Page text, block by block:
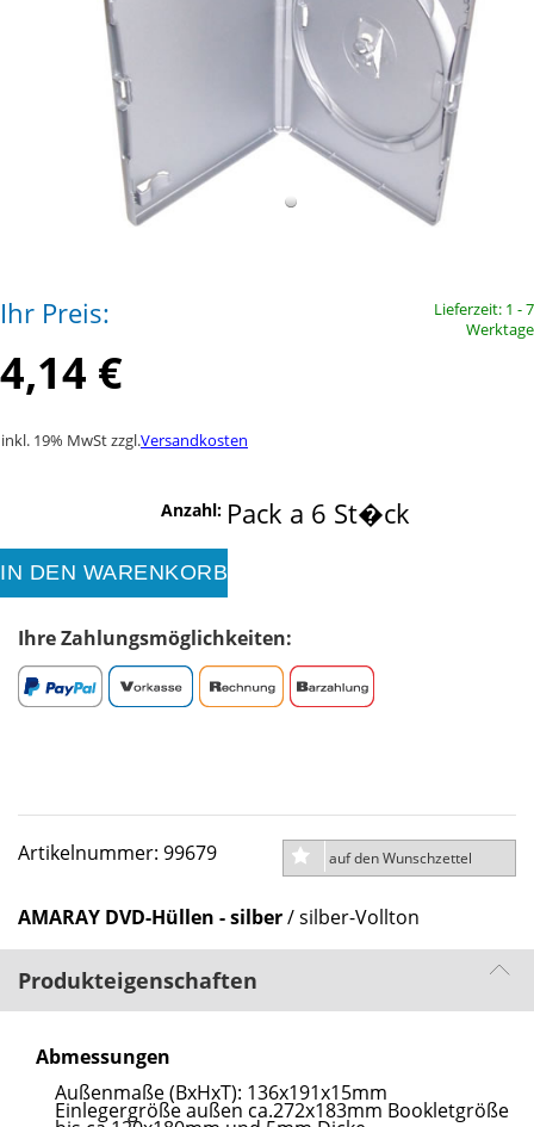
Ihr Preis:
4,14 €
inkl. 19% MwSt zzgl.Versandkosten
Lieferzeit: 1 - 7
Werktage
Anzahl: Pack a 6 St�ck
IN DEN WARENKORB
Ihre Zahlungsmöglichkeiten:
Artikelnummer: 99679 auf den Wunschzettel
AMARAY DVD-Hüllen - silber/ silber-Vollton
Produkteigenschaften
Abmessungen
Außenmaße (BxHxT): 136x191x15mm
Einlegergröße außen ca.272x183mm Bookletgröße